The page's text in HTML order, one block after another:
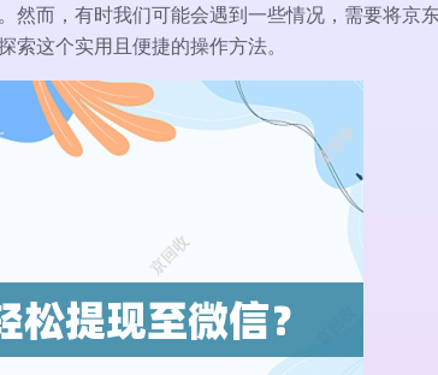
而，有时我们可能会遇到一些情况，需要将京
索这个实用且便捷的操作方法。